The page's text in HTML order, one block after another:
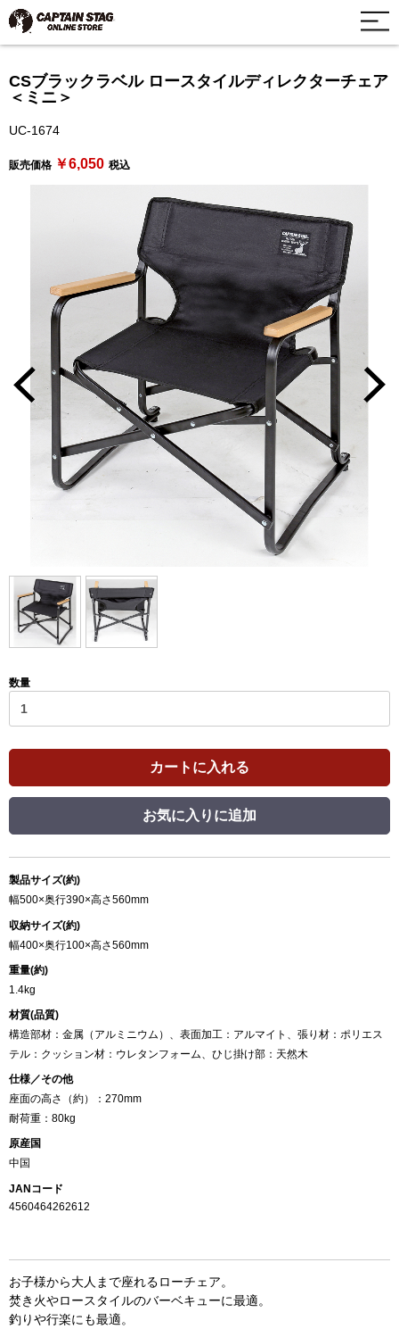
CSブラックラベル ロースタイルディレクターチェア
＜ミニ＞
UC-1674
販売価格 ￥6,050 税込
数量
カートに入れる
お気に入りに追加
製品サイズ(約)
幅500×奥行390×高さ560mm
収納サイズ(約)
幅400×奥行100×高さ560mm
重量(約)
1.4kg
材質(品質)
構造部材：金属（アルミニウム）、表面加工：アルマイト、張り材：ポリエス
テル：クッション材：ウレタンフォーム、ひじ掛け部：天然木
仕様／その他
座面の高さ（約）：270mm
耐荷重：80kg
原産国
中国
JANコード
4560464262612
お子様から大人まで座れるローチェア。
焚き火やロースタイルのバーベキューに最適。
釣りや行楽にも最適。